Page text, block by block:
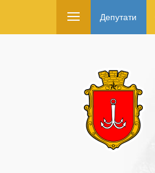
Депутати